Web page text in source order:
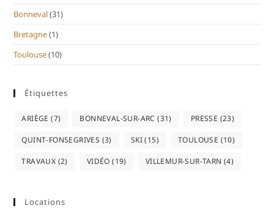
Bonneval(31)
Bretagne(1)
Toulouse(10)
Étiquettes
ARIÈGE (7) BONNEVAL-SUR-ARC (31) PRESSE (23)
QUINT-FONSEGRIVES (3) SKI(15) TOULOUSE (10)
TRAVAUX (2) VIDÉO (19) VILLEMUR-SUR-TARN (4)
Locations